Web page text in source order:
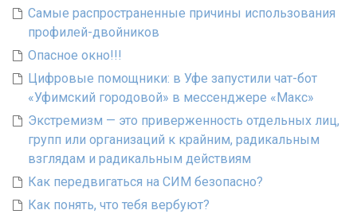
Самые распространенные причины использования
профилей-двойников
Опасное окно!!!
Цифровые помощники: в Уфе запустили чат-бот
«Уфимский городовой» в мессенджере «Макс»
Экстремизм — это приверженность отдельных лиц,
групп или организаций к крайним, радикальным
взглядам и радикальным действиям
Как передвигаться на СИМ безопасно?
Как понять, что тебя вербуют?